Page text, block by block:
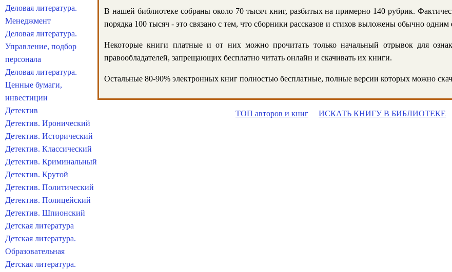
В нашей библиотеке собраны около 70 тысяч книг, разбитых на примерно 140 рубрик.
порядка 100 тысяч - это связано с тем, что сборники рассказов и стихов выложены обычно
Некоторые книги платные и от них можно прочитать только начальный отрывок для
правообладателей, запрещающих бесплатно читать онлайн и скачивать их книги.
Остальные 80-90% электронных книг полностью бесплатные, полные версии которых можно
ТОП авторов и книг ИСКАТЬ КНИГУ В БИБЛИОТЕКЕ
Деловая литература.
Менеджмент
Деловая литература.
Управление, подбор
персонала
Деловая литература.
Ценные бумаги,
инвестиции
Детектив
Детектив. Иронический
Детектив. Исторический
Детектив. Классический
Детектив. Криминальный
Детектив. Крутой
Детектив. Политический
Детектив. Полицейский
Детектив. Шпионский
Детская литература
Детская литература.
Образовательная
Детская литература.